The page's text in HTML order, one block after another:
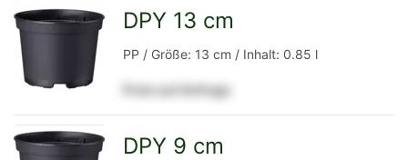
Detailseite
Detailseite
DPY 13 cm
PP / Größe: 13 cm / Inhalt: 0.85 l
Preis auf Anfrage
DPY 9 cm